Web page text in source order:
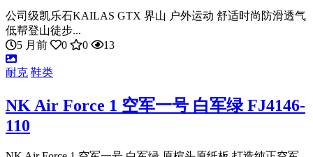
公司级凯乐石KAILAS GTX 界山 户外运动 舒适时尚防滑透气
低帮登山徒步...
5 月前
0 0 13
耐克 鞋类
NK Air Force 1 空军一号 白军绿 FJ4146-
110